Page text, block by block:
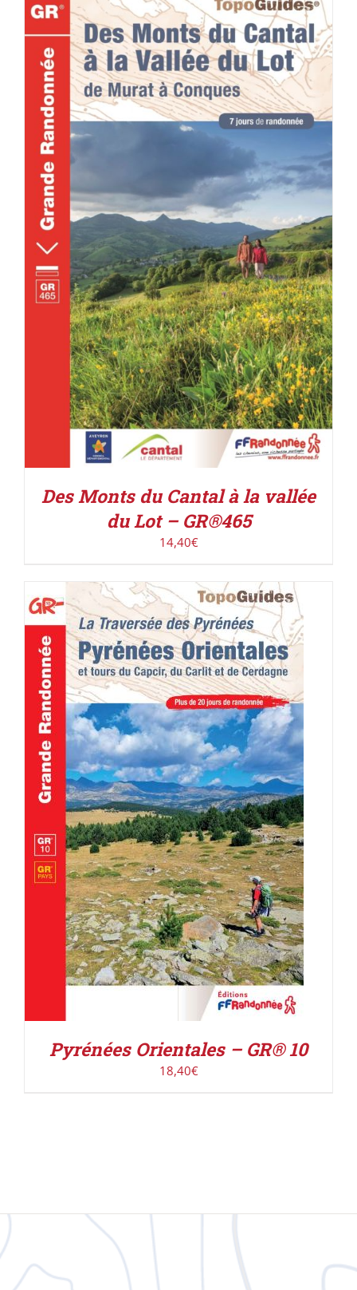
ACHETER LE PRODUIT DÉTAILS
Des Monts du Cantal à la vallée
du Lot – GR®465
14,40€
AJOUTER AU PANIER / DÉTAILS
Pyrénées Orientales – GR® 10
18,40€